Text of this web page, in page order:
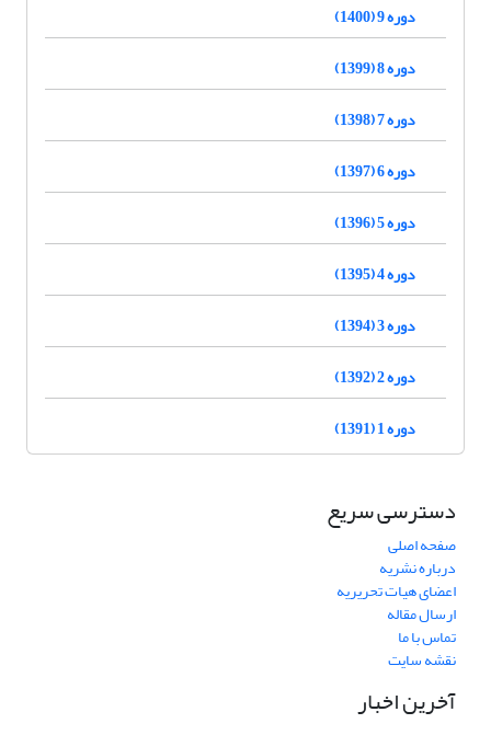
دوره 9 (1400)
دوره 8 (1399)
دوره 7 (1398)
دوره 6 (1397)
دوره 5 (1396)
دوره 4 (1395)
دوره 3 (1394)
دوره 2 (1392)
دوره 1 (1391)
دسترسی سریع
صفحه اصلی
درباره نشریه
اعضای هیات تحریریه
ارسال مقاله
تماس با ما
نقشه سایت
آخرین اخبار